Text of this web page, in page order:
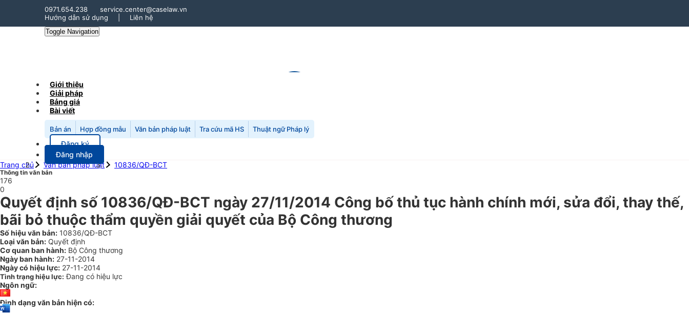
0971.654.238
service.center@caselaw.vn
Hướng dẫn sử dụng
Liên hệ
Toggle Navigation
Giới thiệu
Giải pháp
Bảng giá
Bài viết
Bản án Hợp đồng mẫu Văn bản pháp luật Tra cứu mã HS Thuật ngữ Pháp lý
Đăng ký
Đăng nhập
Trang chủ
Văn bản pháp luật 10836/QĐ-BCT
Thông tin văn bản
176
0
Quyết định số 10836/QĐ-BCT ngày 27/11/2014 Công bố thủ tục hành chính mới, sửa đổi, thay thế,
bãi bỏ thuộc thẩm quyền giải quyết của Bộ Công thương
Số hiệu văn bản: 10836/QĐ-BCT
Loại văn bản: Quyết định
Cơ quan ban hành: Bộ Công thương
Ngày ban hành: 27-11-2014
Ngày có hiệu lực: 27-11-2014
Tình trạng hiệu lực: Đang có hiệu lực
Ngôn ngữ:
Định dạng văn bản hiện có: